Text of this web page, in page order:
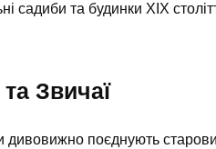
садиби та будинки XIX
та Звичаї
дивовижно поєднують